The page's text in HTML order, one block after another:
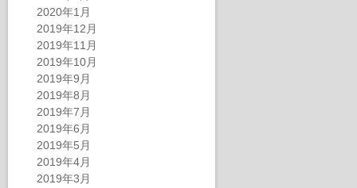
2020年1月
2019年12月
2019年11月
2019年10月
2019年9月
2019年8月
2019年7月
2019年6月
2019年5月
2019年4月
2019年3月